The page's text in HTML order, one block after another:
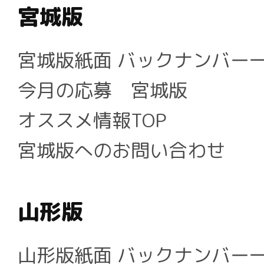
宮城版
宮城版紙面 バックナンバー
今月の応募 宮城版
オススメ情報TOP
宮城版へのお問い合わせ
山形版
山形版紙面 バックナンバー